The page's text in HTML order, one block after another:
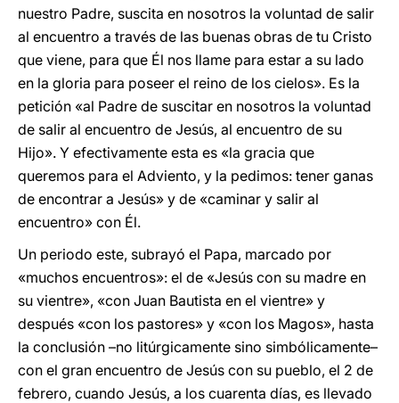
nuestro Padre, suscita en nosotros la voluntad de salir
al encuentro a través de las buenas obras de tu Cristo
que viene, para que Él nos llame para estar a su lado
en la gloria para poseer el reino de los cielos». Es la
petición «al Padre de suscitar en nosotros la voluntad
de salir al encuentro de Jesús, al encuentro de su
Hijo». Y efectivamente esta es «la gracia que
queremos para el Adviento, y la pedimos: tener ganas
de encontrar a Jesús» y de «caminar y salir al
encuentro» con Él.
Un periodo este, subrayó el Papa, marcado por
«muchos encuentros»: el de «Jesús con su madre en
su vientre», «con Juan Bautista en el vientre» y
después «con los pastores» y «con los Magos», hasta
la conclusión –no litúrgicamente sino simbólicamente–
con el gran encuentro de Jesús con su pueblo, el 2 de
febrero, cuando Jesús, a los cuarenta días, es llevado